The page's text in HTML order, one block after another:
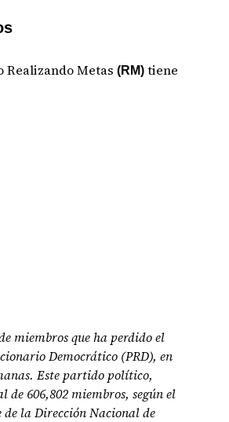
Metas (RM)tiene
miembros que ha perdido el
Democrático (PRD), en
Este partido político,
de 606,802 miembros, según el
la Dirección Nacional de